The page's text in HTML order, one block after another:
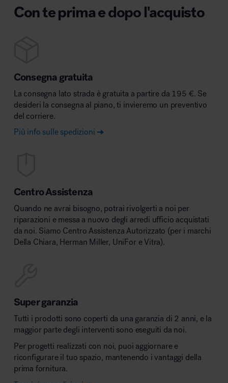
Con te prima e dopo l'acquisto
Consegna gratuita
La consegna lato strada è gratuita a partire da 195 €. Se
desideri la consegna al piano, ti invieremo un preventivo
del corriere.
Più info sulle spedizioni
Centro Assistenza
Quando ne avrai bisogno, potrai rivolgerti a noi per
riparazioni e messa a nuovo degli arredi ufficio acquistati
da noi. Siamo Centro Assistenza Autorizzato (per i marchi
Della Chiara, Herman Miller, UniFor e Vitra).
Super garanzia
Tutti i prodotti sono coperti da una garanzia di 2 anni, e la
maggior parte degli interventi sono eseguiti da noi.
Per progetti realizzati con noi, puoi aggiornare e
riconfigurare il tuo spazio, mantenendo i vantaggi della
prima fornitura.